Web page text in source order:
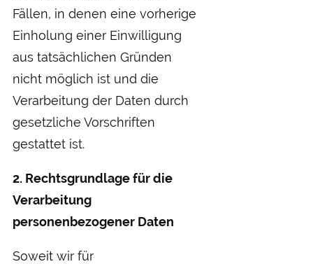
Fällen, in denen eine vorherige
Einholung einer Einwilligung
aus tatsächlichen Gründen
nicht möglich ist und die
Verarbeitung der Daten durch
gesetzliche Vorschriften
gestattet ist.
2. Rechtsgrundlage für die
Verarbeitung
personenbezogener Daten
Soweit wir für